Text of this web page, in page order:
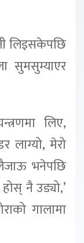
लिइसकेपछि
सुमसुम्याएर
लिए,
लाग्यो, मेरो
भनेपछि
नै उड्यो,’
गालामा